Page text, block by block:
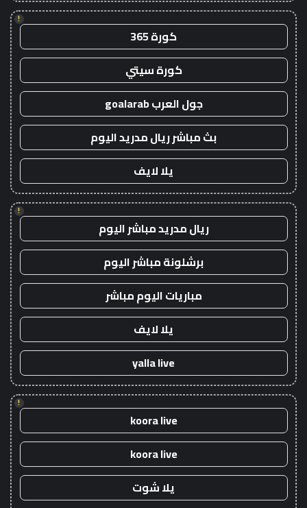
!
كورة 365
كورة سيتي
جول العرب goalarab
بث مباشر ريال مدريد اليوم
يلا لايف
!
ريال مدريد مباشر اليوم
برشلونة مباشر اليوم
مباريات اليوم مباشر
يلا لايف
yalla live
!
koora live
koora live
يلا شوت